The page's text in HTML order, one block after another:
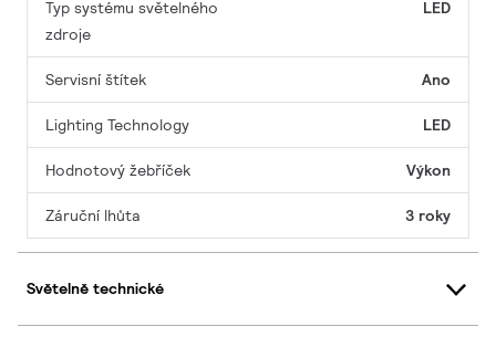
Typ systému světelného
zdroje
LED
Servisní štítek Ano
Lighting Technology LED
Hodnotový žebříček Výkon
Záruční lhůta 3 roky
Světelně technické